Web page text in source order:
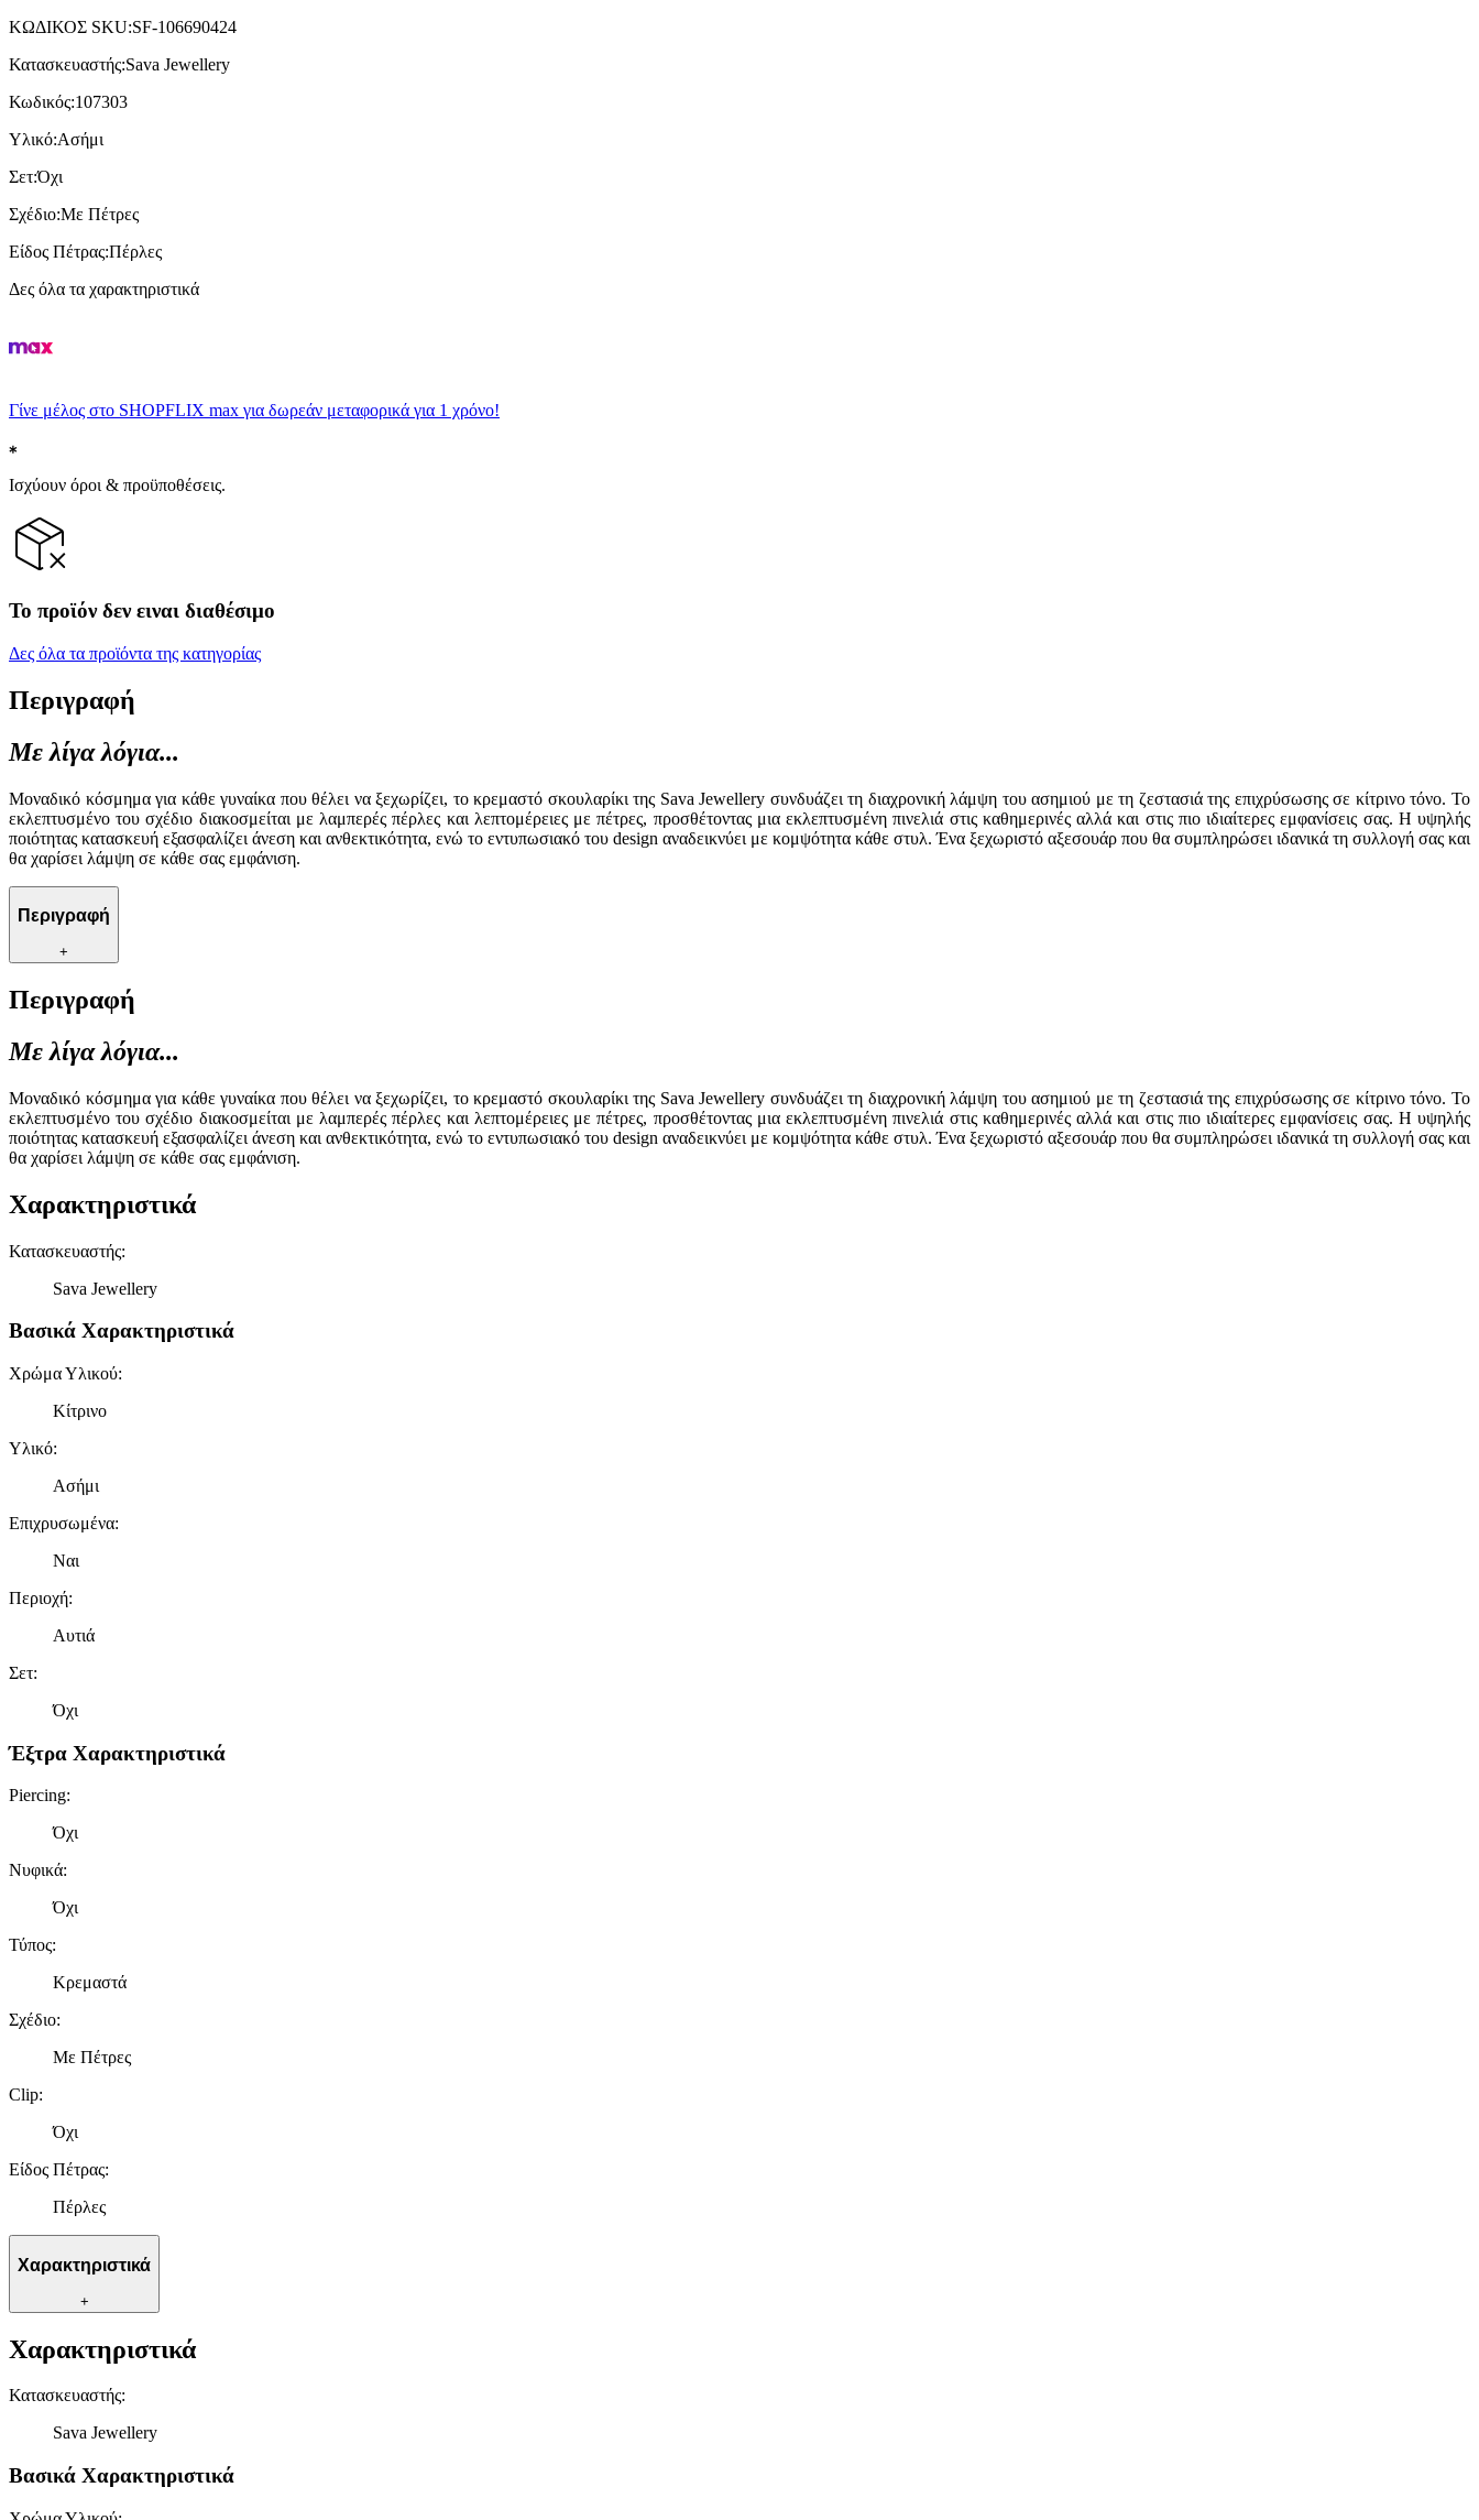
ΚΩΔΙΚΟΣ SKU:SF-106690424
Κατασκευαστής:Sava Jewellery
Κωδικός:107303
Υλικό:Ασήμι
Σετ:Όχι
Σχέδιο:Με Πέτρες
Είδος Πέτρας:Πέρλες
Δες όλα τα χαρακτηριστικά
Γίνε μέλος στο SHOPFLIX max για δωρεάν μεταφορικά για 1 χρόνο!
Ισχύουν όροι & προϋποθέσεις.
Το προϊόν δεν ειναι διαθέσιμο
Δες όλα τα προϊόντα της κατηγορίας
Περιγραφή
Με λίγα λόγια...
Μοναδικό κόσμημα για κάθε γυναίκα που θέλει να ξεχωρίζει, το κρεμαστό σκουλαρίκι της Sava Jewellery συνδυάζει τη διαχρονική λάμψη του ασημιού με τη ζεστασιά της επιχρύσωσης σε κίτρινο τόνο. Το
εκλεπτυσμένο του σχέδιο διακοσμείται με λαμπερές πέρλες και λεπτομέρειες με πέτρες, προσθέτοντας μια εκλεπτυσμένη πινελιά στις καθημερινές αλλά και στις πιο ιδιαίτερες εμφανίσεις σας. Η υψηλής
ποιότητας κατασκευή εξασφαλίζει άνεση και ανθεκτικότητα, ενώ το εντυπωσιακό του design αναδεικνύει με κομψότητα κάθε στυλ. Ένα ξεχωριστό αξεσουάρ που θα συμπληρώσει ιδανικά τη συλλογή σας και
θα χαρίσει λάμψη σε κάθε σας εμφάνιση.
Περιγραφή
+
Περιγραφή
Με λίγα λόγια...
Μοναδικό κόσμημα για κάθε γυναίκα που θέλει να ξεχωρίζει, το κρεμαστό σκουλαρίκι της Sava Jewellery συνδυάζει τη διαχρονική λάμψη του ασημιού με τη ζεστασιά της επιχρύσωσης σε κίτρινο τόνο. Το
εκλεπτυσμένο του σχέδιο διακοσμείται με λαμπερές πέρλες και λεπτομέρειες με πέτρες, προσθέτοντας μια εκλεπτυσμένη πινελιά στις καθημερινές αλλά και στις πιο ιδιαίτερες εμφανίσεις σας. Η υψηλής
ποιότητας κατασκευή εξασφαλίζει άνεση και ανθεκτικότητα, ενώ το εντυπωσιακό του design αναδεικνύει με κομψότητα κάθε στυλ. Ένα ξεχωριστό αξεσουάρ που θα συμπληρώσει ιδανικά τη συλλογή σας και
θα χαρίσει λάμψη σε κάθε σας εμφάνιση.
Χαρακτηριστικά
Κατασκευαστής:
Sava Jewellery
Βασικά Χαρακτηριστικά
Χρώμα Υλικού:
Κίτρινο
Υλικό:
Ασήμι
Επιχρυσωμένα:
Ναι
Περιοχή:
Αυτιά
Σετ:
Όχι
Έξτρα Χαρακτηριστικά
Piercing:
Όχι
Νυφικά:
Όχι
Τύπος:
Κρεμαστά
Σχέδιο:
Με Πέτρες
Clip:
Όχι
Είδος Πέτρας:
Πέρλες
Χαρακτηριστικά
+
Χαρακτηριστικά
Κατασκευαστής:
Sava Jewellery
Βασικά Χαρακτηριστικά